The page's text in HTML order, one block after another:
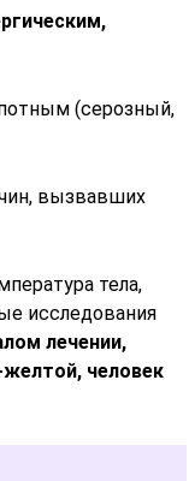
(серозный,
вызвавших
тела,
исследования
лечении,
желтой, человек